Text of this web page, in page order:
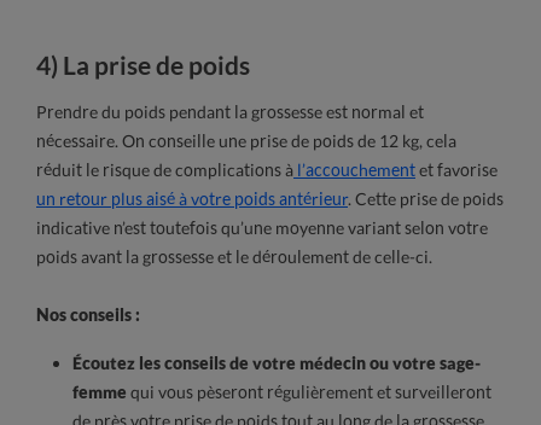
4) La prise de poids
Prendre du poids pendant la grossesse est normal et
nécessaire. On conseille une prise de poids de 12 kg, cela
réduit le risque de complications à l’accouchementet favorise
un retour plus aisé à votre poids antérieur. Cette prise de poids
indicative n’est toutefois qu’une moyenne variant selon votre
poids avant la grossesse et le déroulement de celle-ci.
Nos conseils :
Écoutez les conseils de votre médecin ou votre sage-
femme qui vous pèseront régulièrement et surveilleront
de près votre prise de poids tout au long de la grossesse.